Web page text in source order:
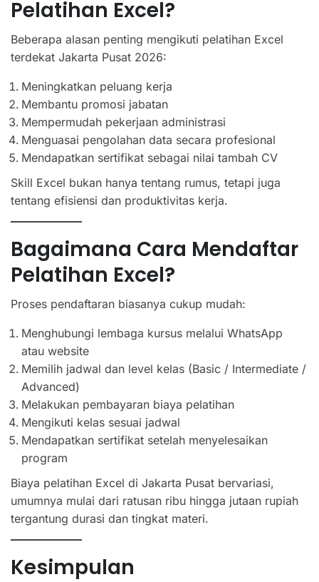
Pelatihan Excel?
Beberapa alasan penting mengikuti pelatihan Excel
terdekat Jakarta Pusat 2026:
Meningkatkan peluang kerja
Membantu promosi jabatan
Mempermudah pekerjaan administrasi
Menguasai pengolahan data secara profesional
Mendapatkan sertifikat sebagai nilai tambah CV
Skill Excel bukan hanya tentang rumus, tetapi juga
tentang efisiensi dan produktivitas kerja.
Bagaimana Cara Mendaftar
Pelatihan Excel?
Proses pendaftaran biasanya cukup mudah:
Menghubungi lembaga kursus melalui WhatsApp
atau website
Memilih jadwal dan level kelas (Basic / Intermediate /
Advanced)
Melakukan pembayaran biaya pelatihan
Mengikuti kelas sesuai jadwal
Mendapatkan sertifikat setelah menyelesaikan
program
Biaya pelatihan Excel di Jakarta Pusat bervariasi,
umumnya mulai dari ratusan ribu hingga jutaan rupiah
tergantung durasi dan tingkat materi.
Kesimpulan